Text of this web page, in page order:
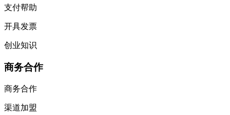
支付帮助
开具发票
创业知识
商务合作
商务合作
渠道加盟